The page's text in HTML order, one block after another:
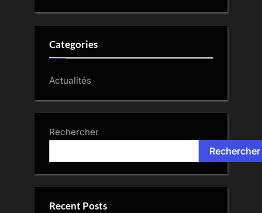
Categories
Actualités
Rechercher
Rechercher
Recent Posts